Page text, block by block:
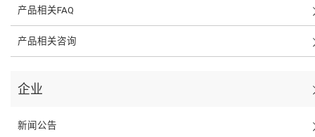
产品相关FAQ
产品相关咨询
企业
新闻公告